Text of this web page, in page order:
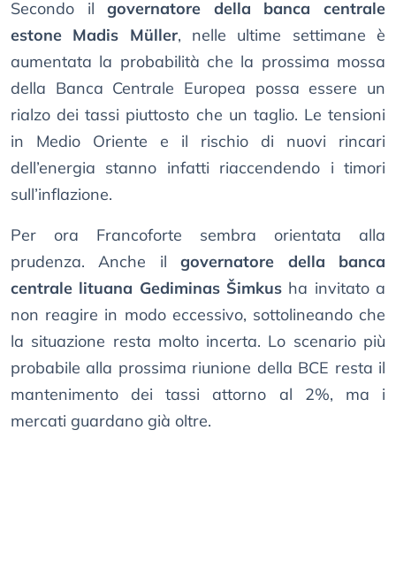
Secondo ilgovernatore della banca centrale
estone Madis Müller, nelle ultime settimane è
aumentata la probabilità che la prossima mossa
della Banca Centrale Europea possa essere un
rialzo dei tassi piuttosto che un taglio. Le tensioni
in Medio Oriente e il rischio di nuovi rincari
dell’energia stanno infatti riaccendendo i timori
sull’inflazione.
Per ora Francoforte sembra orientata alla
prudenza. Anche ilgovernatore della banca
centrale lituana Gediminas Šimkus ha invitato a
non reagire in modo eccessivo, sottolineando che
la situazione resta molto incerta. Lo scenario più
probabile alla prossima riunione della BCE resta il
mantenimento dei tassi attorno al 2%, ma i
mercati guardano già oltre.